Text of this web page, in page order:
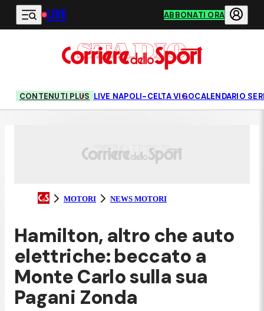
Vai al contenuto principale
LIVE ABBONATI ORA
CONTENUTI PLUS LIVE NAPOLI-CELTA VIGOCALENDARIO
MOTORI NEWS MOTORI
Hamilton, altro che auto
elettriche: beccato a
Monte Carlo sulla sua
Pagani Zonda